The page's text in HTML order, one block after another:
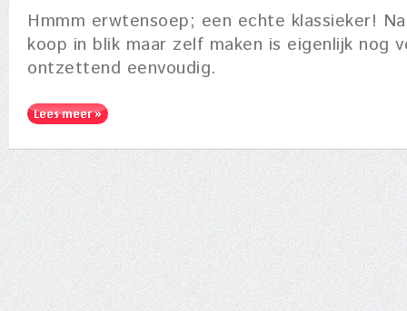
Hmmm erwtensoep; een echte klassieker!
koop in blik maar zelf maken is eigenlijk nog
ontzettend eenvoudig.